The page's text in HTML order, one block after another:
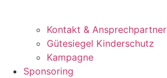
Kontakt & Ansprechpartner
Gütesiegel Kinderschutz
Kampagne
Sponsoring